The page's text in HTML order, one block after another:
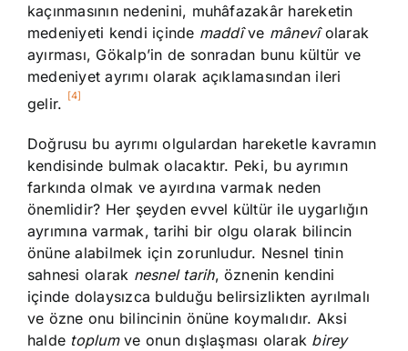
kaçınmasının nedenini, muhâfazakâr hareketin
medeniyeti kendi içinde maddîve mânevîolarak
ayırması, Gökalp’in de sonradan bunu kültür ve
medeniyet ayrımı olarak açıklamasından ileri
gelir. [4]
Doğrusu bu ayrımı olgulardan hareketle kavramın
kendisinde bulmak olacaktır. Peki, bu ayrımın
farkında olmak ve ayırdına varmak neden
önemlidir? Her şeyden evvel kültür ile uygarlığın
ayrımına varmak, tarihi bir olgu olarak bilincin
önüne alabilmek için zorunludur. Nesnel tinin
sahnesi olarak nesnel tarih, öznenin kendini
içinde dolaysızca bulduğu belirsizlikten ayrılmalı
ve özne onu bilincinin önüne koymalıdır. Aksi
halde toplumve onun dışlaşması olarak birey